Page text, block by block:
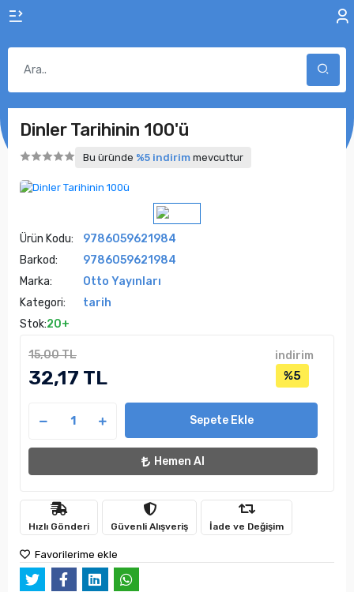
Dinler Tarihinin 100'ü
Bu üründe %5 indirim mevcuttur
Ürün Kodu:
9786059621984
Barkod:
9786059621984
Marka:
Otto Yayınları
Kategori:
tarih
Stok:20+
15,00 TL
32,17 TL
indirim
%5
Sepete Ekle
Hemen Al
Hızlı Gönderi Güvenli Alışveriş İade ve Değişim
Favorilerime ekle